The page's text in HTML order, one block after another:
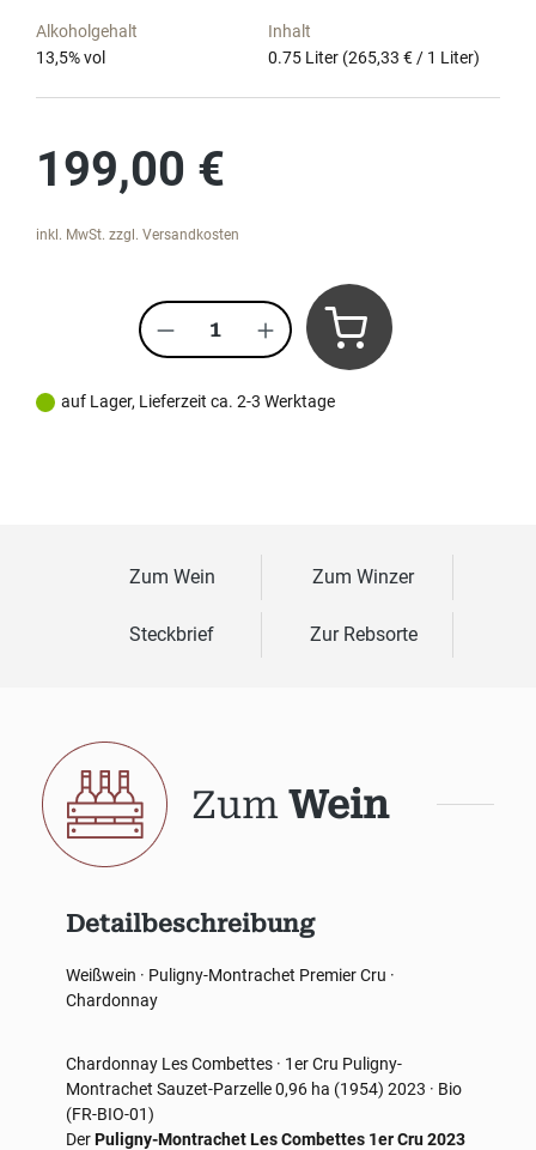
Alkoholgehalt
13,5% vol
Inhalt
0.75 Liter (265,33 € / 1 Liter)
199,00 €
inkl. MwSt. zzgl. Versandkosten
Produkt Anzahl: Gib den
auf Lager, Lieferzeit ca. 2-3 Werktage
Zum Wein Zum Winzer
Steckbrief Zur Rebsorte
Zum Wein
Detailbeschreibung
Weißwein · Puligny-Montrachet Premier Cru ·
Chardonnay
Chardonnay Les Combettes · 1er Cru Puligny-
Montrachet Sauzet-Parzelle 0,96 ha (1954) 2023 · Bio
(FR-BIO-01)
DerPuligny-Montrachet Les Combettes 1er Cru 2023